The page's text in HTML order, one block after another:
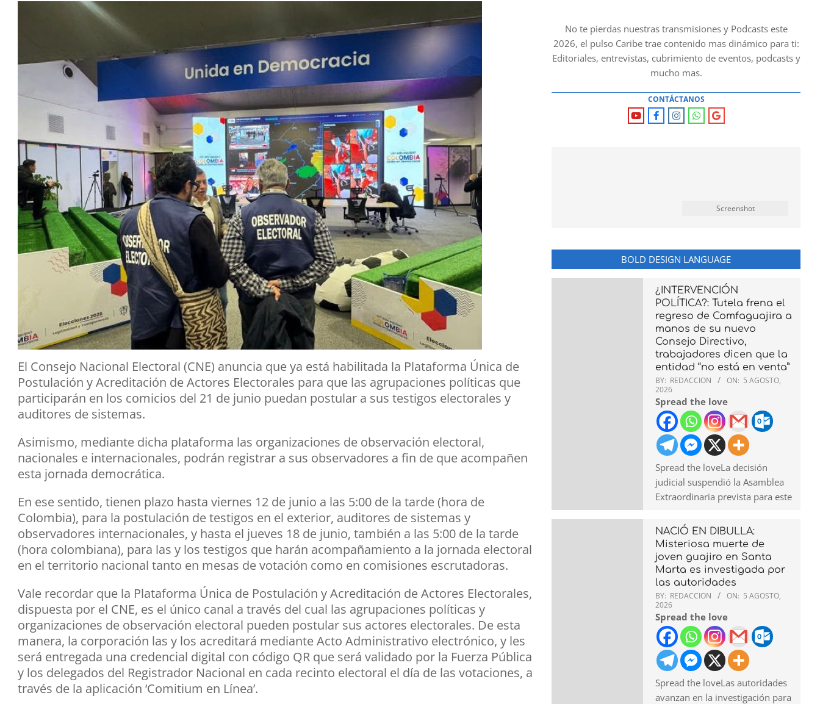
El Consejo Nacional Electoral (CNE) anuncia que ya está habilitada la Plataforma Única de
Postulación y Acreditación de Actores Electorales para que las agrupaciones políticas que
participarán en los comicios del 21 de junio puedan postular a sus testigos electorales y
auditores de sistemas.
Asimismo, mediante dicha plataforma las organizaciones de observación electoral,
nacionales e internacionales, podrán registrar a sus observadores a fin de que acompañen
esta jornada democrática.
En ese sentido, tienen plazo hasta viernes 12 de junio a las 5:00 de la tarde (hora de
Colombia), para la postulación de testigos en el exterior, auditores de sistemas y
observadores internacionales, y hasta el jueves 18 de junio, también a las 5:00 de la tarde
(hora colombiana), para las y los testigos que harán acompañamiento a la jornada electoral
en el territorio nacional tanto en mesas de votación como en comisiones escrutadoras.
Vale recordar que la Plataforma Única de Postulación y Acreditación de Actores Electorales,
dispuesta por el CNE, es el único canal a través del cual las agrupaciones políticas y
organizaciones de observación electoral pueden postular sus actores electorales. De esta
manera, la corporación las y los acreditará mediante Acto Administrativo electrónico, y les
será entregada una credencial digital con código QR que será validado por la Fuerza Pública
y los delegados del Registrador Nacional en cada recinto electoral el día de las votaciones, a
través de la aplicación ‘Comitium en Línea’.
No te pierdas nuestras transmisiones y Podcasts este
2026, el pulso Caribe trae contenido mas dinámico para ti:
Editoriales, entrevistas, cubrimiento de eventos, podcasts y
mucho mas.
CONTÁCTANOS
Screenshot
BOLD DESIGN LANGUAGE
¿INTERVENCIÓN
POLÍTICA?: Tutela frena el
regreso de Comfaguajira a
manos de su nuevo
Consejo Directivo,
trabajadores dicen que la
entidad “no está en venta”
BY: REDACCION ON: 5 AGOSTO,
2026
Spread the love
Spread the loveLa decisión
judicial suspendió la Asamblea
Extraordinaria prevista para este
NACIÓ EN DIBULLA:
Misteriosa muerte de
joven guajiro en Santa
Marta es investigada por
las autoridades
BY: REDACCION ON: 5 AGOSTO,
2026
Spread the love
Spread the loveLas autoridades
avanzan en la investigación para